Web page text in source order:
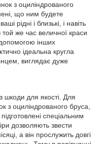
з оциліндрованого
що ним будете
рідні і близькі, і навіть
той же час величної краси
інших
ідеальна кругла
виглядає дуже
шкоди для якості. Для
з оциліндрованого бруса,
спеціальним
дозволяють звести
а він прослужить довгі